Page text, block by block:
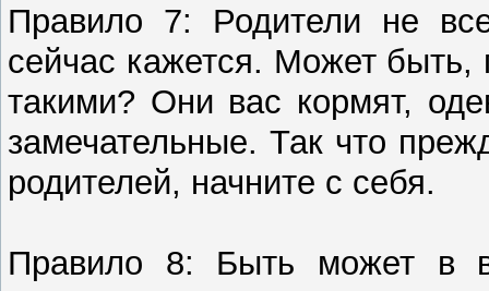
Правило 7: Родители не
сейчас кажется. Может быть,
такими? Они вас кормят,
замечательные. Так что
родителей, начните с себя.
Правило 8: Быть может в